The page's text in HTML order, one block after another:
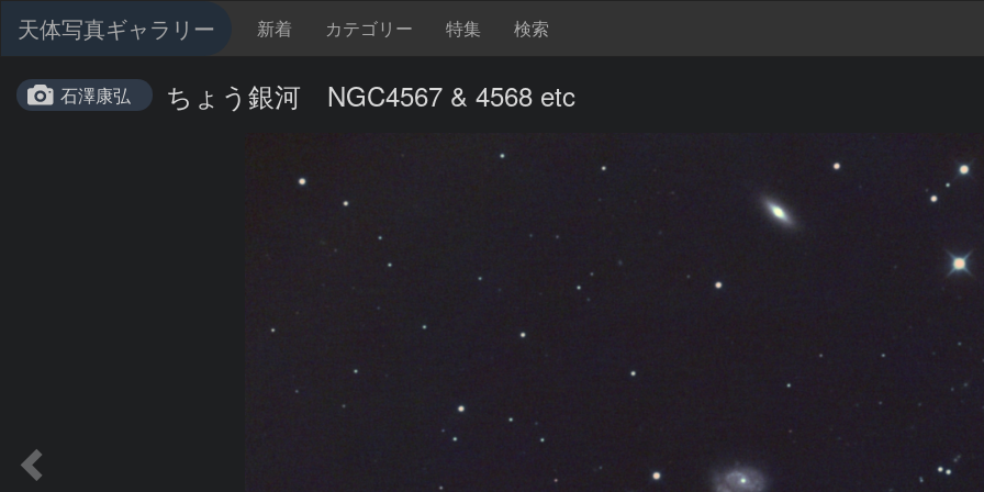
天体写真ギャラリー 新着 カテゴリー 特集 検索
石澤康弘 ちょう銀河 NGC4567 & 4568 etc